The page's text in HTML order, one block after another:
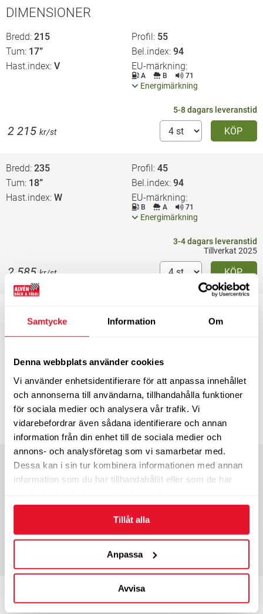
Samtycke Information Om
Denna webbplats använder cookies
Vi använder enhetsidentifierare för att anpassa innehållet
och annonserna till användarna, tillhandahålla funktioner
för sociala medier och analysera vår trafik. Vi
vidarebefordrar även sådana identifierare och annan
information från din enhet till de sociala medier och
annons- och analysföretag som vi samarbetar med.
Dessa kan i sin tur kombinera informationen med annan
information som du har tillhandahållit eller som de har
Tillåt alla
Anpassa
Avvisa
DIMENSIONER
Bredd 215 Profil 55
Tum 17” Bel.index 94
Hast.index V EU-märkning
A B 71
Energimärkning
5-8 dagars leveranstid
KÖP
2 215 kr/st
Bredd 235 Profil 45
Tum 18” Bel.index 94
Hast.index W EU-märkning
B A 71
Energimärkning
3-4 dagars leveranstid
Tillverkat 2025
KÖP
2 585 kr/st
18” Bel.index
Hast.index W
Energimärkning
5-8 dagars leveranstid
Endast 3 st i lager
Tillverkat 2025
KÖP
2 585kr/st
Bredd 235 Profil
Tum
Bel.index
100
5-8 dagars leveranstid
Profil
Tum 18” Bel.index 96